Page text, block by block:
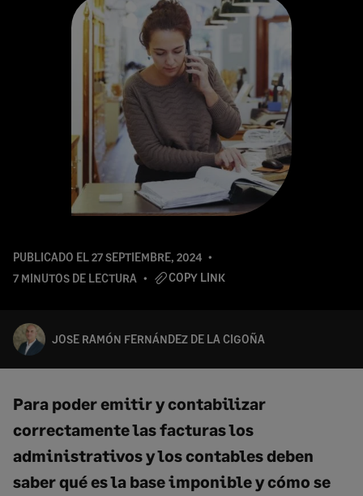
PUBLICADO EL27 SEPTIEMBRE, 2024
7 MINUTOS DE LECTURA
COPY LINK
JOSE RAMÓN FERNÁNDEZ DE LA CIGOÑA
Para poder emitir y contabilizar
correctamente las facturas los
administrativos y los contables deben
saber qué es la base imponible y cómo se